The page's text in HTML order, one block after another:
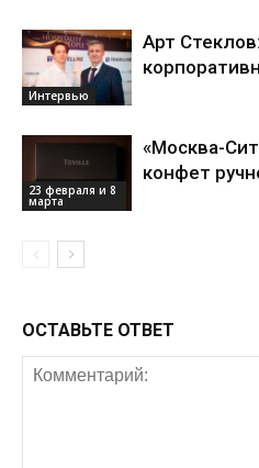
Интервью
Арт
23 февраля и 8
марта
«Москва-
конфет
ОСТАВЬТЕ ОТВЕТ